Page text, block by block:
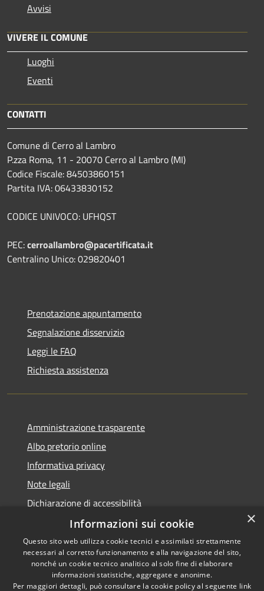
Avvisi
VIVERE IL COMUNE
Luoghi
Eventi
CONTATTI
Comune di Cerro al Lambro
P.zza Roma, 11 - 20070 Cerro al Lambro (MI)
Codice Fiscale: 84503860151
Partita IVA: 06433830152
CODICE UNIVOCO: UFHQST
PEC:cerroallambro@pacertificata.it
Centralino Unico: 029820401
Prenotazione appuntamento
Segnalazione disservizio
Leggi le FAQ
Richiesta assistenza
Amministrazione trasparente
Albo pretorio online
Informativa privacy
Note legali
Dichiarazione di accessibilità
Accessibilità
Copyright © 2026 • Comune di
Cerro al Lambro • Powered by
×
Informazioni sui cookie
Questo sito web utilizza cookie tecnici e assimilati strettamente
necessari al corretto funzionamento e alla navigazione del sito,
nonché un cookie tecnico analitico al solo fine di elaborare
informazioni statistiche, aggregate e anonime.
Per maggiori dettagli, può consultare la cookie policy al seguente link